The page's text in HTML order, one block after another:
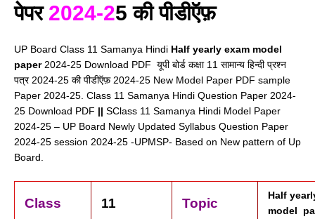
पेपर 2024-25 की पीडीऍफ़
UP Board Class 11 Samanya Hindi Half yearly exam model
paper2024-25 Download PDF यूपी बोर्ड कक्षा 11 सामान्य हिन्दी प्रश्न
पत्र 2024-25 की पीडीऍफ़ 2024-25 New Model Paper PDF sample
Paper 2024-25. Class 11 Samanya Hindi Question Paper 2024-
25 Download PDF
SClass 11 Samanya Hindi Model Paper
2024-25 – UP Board Newly Updated Syllabus Question Paper
2024-25 session 2024-25 -UPMSP- Based on New pattern of Up
Board.
Class 11 Topic
Half
model